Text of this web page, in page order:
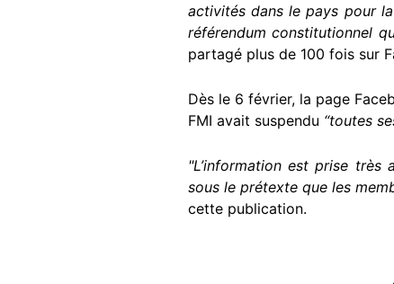
activités dans le pays pour
référendum constitutionnel
partagé plus de 100 fois sur
Dès le 6 février, la page
FMI avait suspendu “toutes
"L’information est prise très
sous le prétexte que les
cette publication.